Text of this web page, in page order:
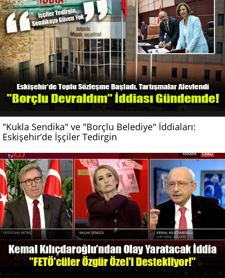
"Kukla Sendika" ve "Borçlu Belediye" İddiaları:
Eskişehir’de İşçiler Tedirgin